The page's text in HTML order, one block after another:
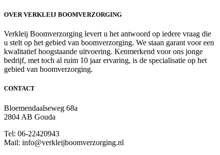
OVER VERKLEIJ BOOMVERZORGING
Verkleij Boomverzorging levert u het antwoord op iedere vraag die
u stelt op het gebied van boomverzorging. We staan garant voor een
kwalitatief hoogstaande uitvoering. Kenmerkend voor ons jonge
bedrijf, met toch al ruim 10 jaar ervaring, is de specialisatie op het
gebied van boomverzorging.
CONTACT
Bloemendaalseweg 68a
2804 AB Gouda
Tel: 06-22420943
Mail: info@verkleijboomverzorging.nl